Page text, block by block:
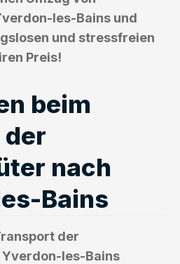
les-Bains und
und stressfreien
Preis!
beim
nach
Bains
der
les-Bains